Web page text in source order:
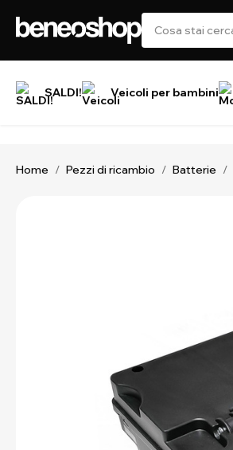
SALDI! Veicoli per bambini
Home / Pezzi di ricambio / Batterie /